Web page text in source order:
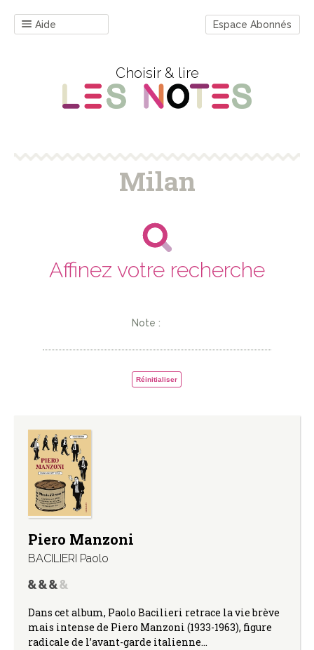
Aide Espace Abonnés
Choisir & lire
Milan
Affinez votre recherche
Note :
Réinitialiser
Piero Manzoni
BACILIERI Paolo
Dans cet album, Paolo Bacilieri retrace la vie brève
mais intense de Piero Manzoni (1933-1963), figure
radicale de l’avant-garde italienne…